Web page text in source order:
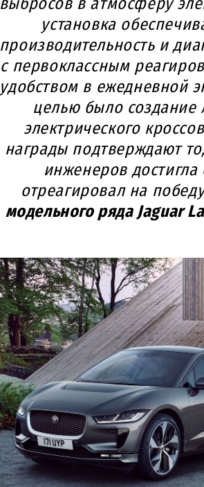
установка
производительность и
с первоклассным
удобством в ежедневной
целью было создание
электрического
награды подтверждают
инженеров достигла
отреагировал на
модельного ряда Jaguar